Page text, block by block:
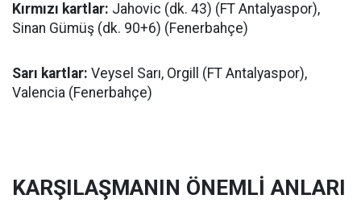
Kırmızı kartlar: Jahovic (dk. 43) (FT Antalyaspor),
Sinan Gümüş (dk. 90+6) (Fenerbahçe)
Sarı kartlar: Veysel Sarı, Orgill (FT Antalyaspor),
Valencia (Fenerbahçe)
KARŞILAŞMANIN ÖNEMLİ ANLARI